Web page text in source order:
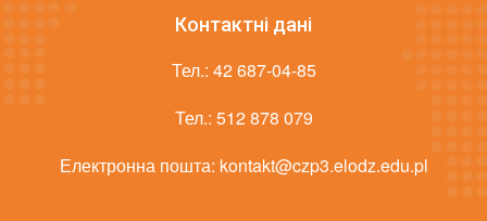
Контактні дані
Тел.: 42 687-04-85
Тел.: 512 878 079
Електронна пошта: kontakt@czp3.elodz.edu.pl